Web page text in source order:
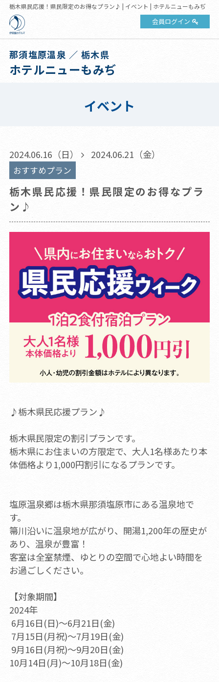
栃木県民応援！県民限定のお得なプラン♪ | イベント | ホテルニューもみぢ
会員ログイン
那須塩原温泉 ／ 栃木県
ホテルニューもみぢ
イベント
2024.06.16（日） 2024.06.21（金）
おすすめプラン
栃木県民応援！県民限定のお得なプラ
ン♪
♪栃木県民応援プラン♪
栃木県民限定の割引プランです。
栃木県にお住まいの方限定で、​大人1名様あたり本
体価格より1,000円割引になるプランです。
塩原温泉郷は栃木県那須塩原市にある温泉地で
す。
箒川沿いに温泉地が広がり、開湯1,200年の歴史が
あり、温泉が豊富！
客室は全室禁煙、ゆとりの空間で心地よい時間を
お過ごしください。
【対象期間】
2024年
6月16日(日)～6月21日(金)
7月15日(月祝)～7月19日(金)
9月16日(月祝)～9月20日(金)
10月14日(月)～10月18日(金)